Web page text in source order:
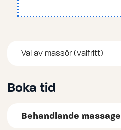
Val av massör (valfritt)
Boka tid
Behandlande massage